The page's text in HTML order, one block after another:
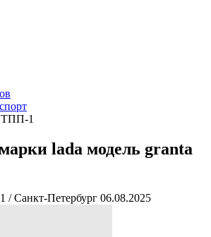
1
lada модель granta
/ Санкт-Петербург 06.08.2025